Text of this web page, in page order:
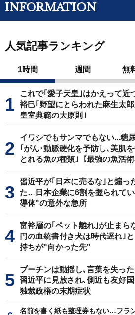
INFORMATION
人気記事ランキング
1時間 週間 無
これで｢愛子天皇｣はかえって近
裕巳｢野望にとらわれた麻生太
皇室典範の大原則｣
イワシでもサンマでもない...糖
｢がん･動脈硬化を予防し､美肌
とれる魚の種類｣【最強の魚活術
習近平が｢日本に売るな｣と煽っ
た…日本企業に6割を握られて
導体"の意外な急所
富裕層の｢ペット離れ｣が止まら
円の血統書付き犬は時代遅れ｣
持ちが"向かった先"
プーチンは動揺し､言葉を失っ
習近平に見放され､側近も友好
独裁政権の末期症状
名前を書く紙も整理券もない…フラ